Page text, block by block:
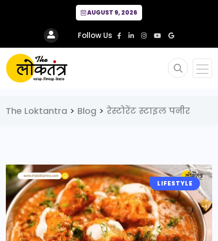
AUGUST 9, 2026
Follow Us
The Loktantra > Blog > रेस्टोरेंट स्टाइल पनीर
LIFESTYLE